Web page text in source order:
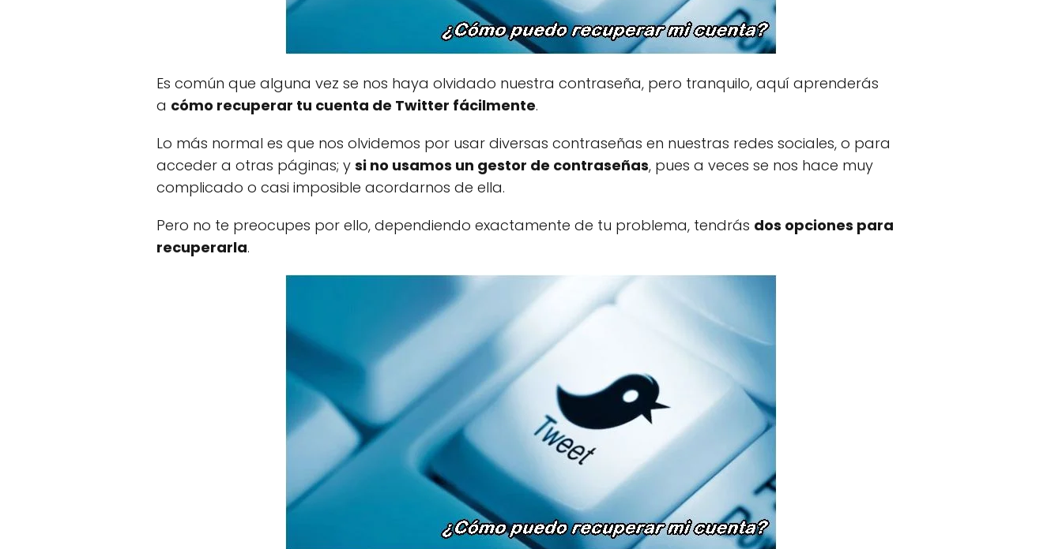
Es común que alguna vez se nos haya olvidado nuestra contraseña, pero tranquilo, aquí aprenderás
a cómo recuperar tu cuenta de Twitter fácilmente.
Lo más normal es que nos olvidemos por usar diversas contraseñas en nuestras redes sociales, o para
acceder a otras páginas; y si no usamos un gestor de contraseñas, pues a veces se nos hace muy
complicado o casi imposible acordarnos de ella.
Pero no te preocupes por ello, dependiendo exactamente de tu problema, tendrás dos opciones para
recuperarla.